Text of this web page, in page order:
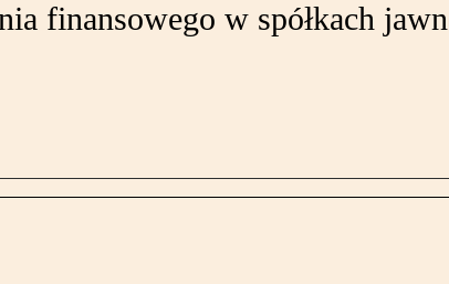
finansowego w spółkach